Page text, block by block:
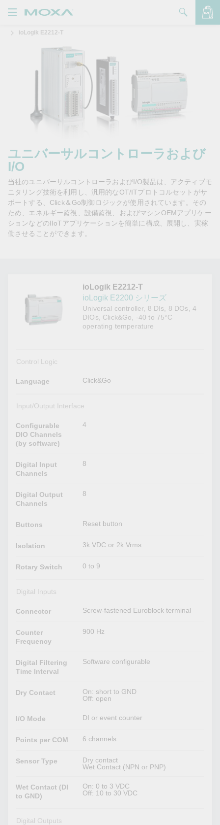
品
問い合わせ
ートナー・ゾーン
Moxa
ioLogik E2212-T
ユニバーサルコントローラおよび
I/O
当社のユニバーサルコントローラおよびI/O製品は、アクティブモ
ニタリング技術を利用し、汎用的なOT/ITプロトコルセットがサ
ポートする、Click＆Go制御ロジックが使用されています。その
ため、エネルギー監視、設備監視、およびマシンOEMアプリケー
ションなどのIIoTアプリケーションを簡単に構成、展開し、実稼
働させることができます。
ioLogik E2212-T
ioLogik E2200 シリーズ
Universal controller, 8 DIs, 8 DOs, 4
DIOs, Click&Go, -40 to 75°C
operating temperature
Control Logic
Language Click&Go
Input/Output Interface
Configurable
DIO Channels
(by software)
4
Digital Input
Channels
8
Digital Output
Channels
8
Buttons Reset button
Isolation 3k VDC or 2k Vrms
Rotary Switch 0 to 9
Digital Inputs
Connector Screw-fastened Euroblock terminal
Counter
Frequency
900 Hz
Digital Filtering
Time Interval
Software configurable
Dry Contact
On: short to GND
Off: open
I/O Mode DI or event counter
Points per COM 6 channels
Sensor Type
Dry contact
Wet Contact (NPN or PNP)
Wet Contact (DI
to GND)
On: 0 to 3 VDC
Off: 10 to 30 VDC
Digital Outputs